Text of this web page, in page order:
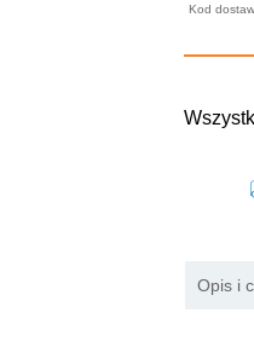
Kod
Opis i